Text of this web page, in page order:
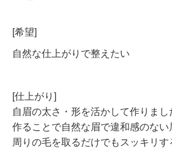
[希望]
自然な仕上がりで整えたい
[仕上がり]
自眉の太さ・形を活かして作りま
作ることで自然な眉で違和感のない
周りの毛を取るだけでもスッキリ